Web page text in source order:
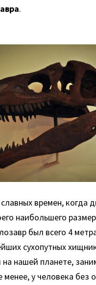
.
времен, когда
наибольшего
был всего 4
сухопутных
на нашей планете,
менее, у человека без